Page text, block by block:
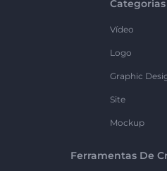
Categorias
Vídeo
Logo
Graphic
Site
Mockup
Ferramentas De